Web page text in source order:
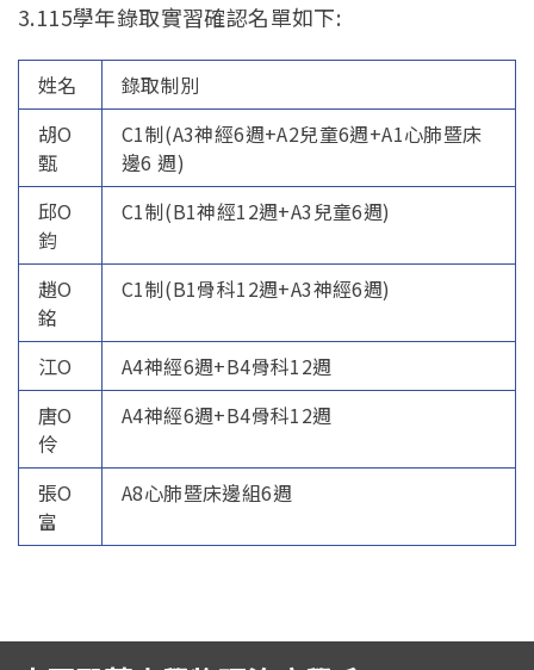
相關辦法
活動集錦
招生訊息 (link is external)
高中生專區
Open
系友回娘家
檔案下載
English
3.115學年錄取實習確認名單如下:
姓名
錄取制別
胡O
甄
C1制(A3神經6週+A2兒童6週+A1心肺暨床
邊6 週)
邱O
鈞
C1制(B1神經12週+A3兒童6週)
趙O
銘
C1制(B1骨科12週+A3神經6週)
江O
A4神經6週+B4骨科12週
唐O
伶
A4神經6週+B4骨科12週
張O
富
A8心肺暨床邊組6週